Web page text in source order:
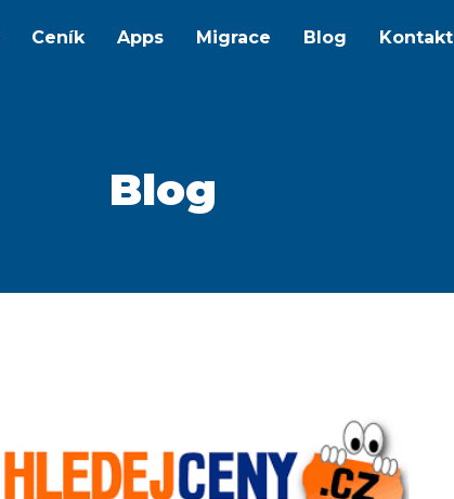
Ceník Apps Migrace Blog Kontakt
Blog